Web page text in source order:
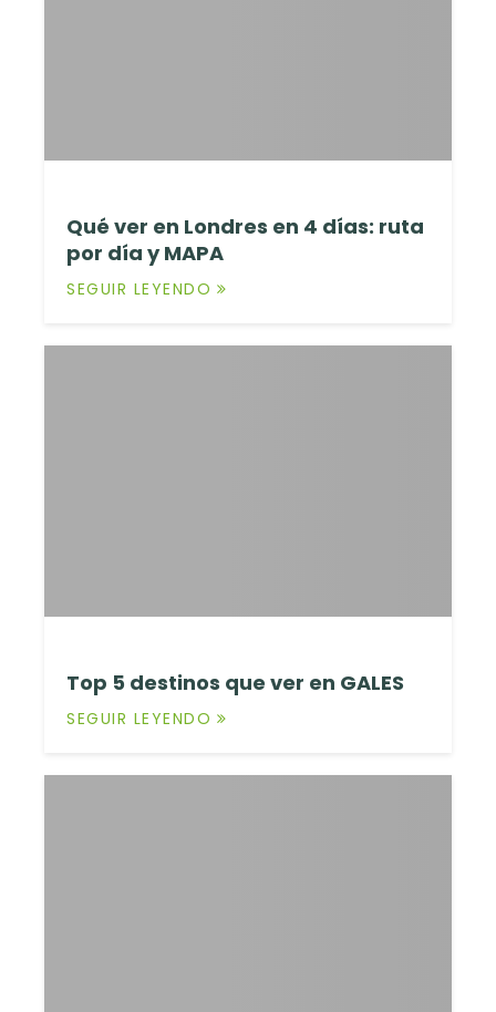
Qué ver en Londres en 4 días: ruta
por día y MAPA
SEGUIR LEYENDO
Top 5 destinos que ver en GALES
SEGUIR LEYENDO